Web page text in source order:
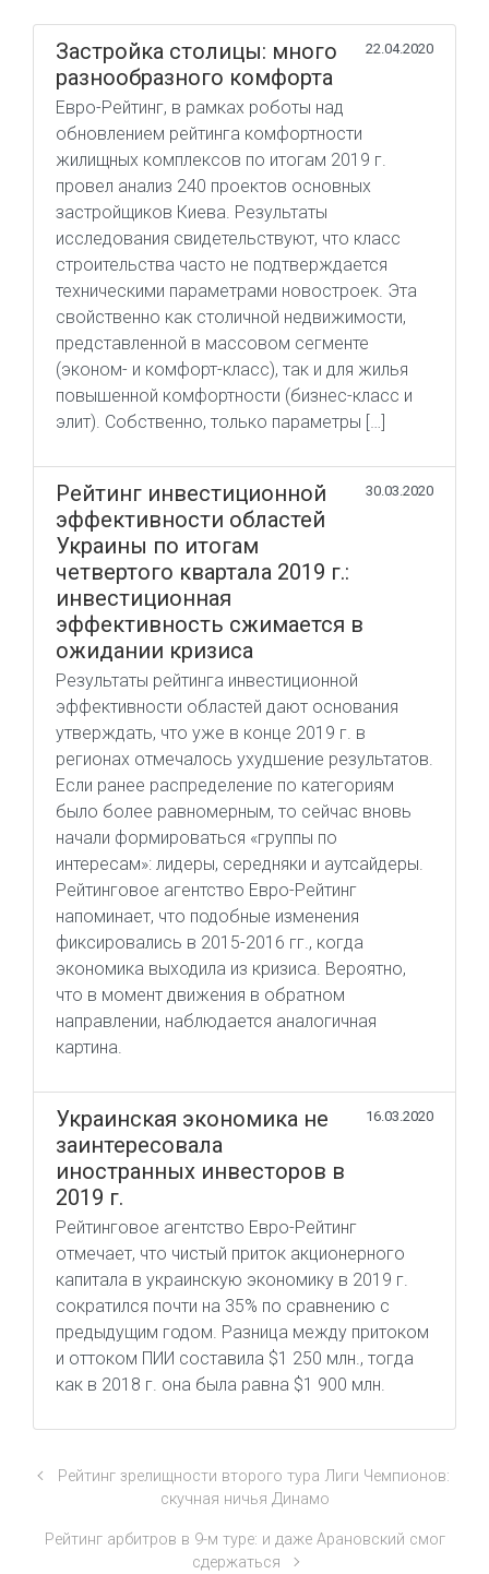
Застройка столицы: много
разнообразного комфорта
22.04.2020
Евро-Рейтинг, в рамках роботы над
обновлением рейтинга комфортности
жилищных комплексов по итогам 2019 г.
провел анализ 240 проектов основных
застройщиков Киева. Результаты
исследования свидетельствуют, что класс
строительства часто не подтверждается
техническими параметрами новостроек. Эта
свойственно как столичной недвижимости,
представленной в массовом сегменте
(эконом- и комфорт-класс), так и для жилья
повышенной комфортности (бизнес-класс и
элит). Собственно, только параметры […]
Рейтинг инвестиционной
эффективности областей
Украины по итогам
четвертого квартала 2019 г.:
инвестиционная
эффективность сжимается в
ожидании кризиса
30.03.2020
Результаты рейтинга инвестиционной
эффективности областей дают основания
утверждать, что уже в конце 2019 г. в
регионах отмечалось ухудшение результатов.
Если ранее распределение по категориям
было более равномерным, то сейчас вновь
начали формироваться «группы по
интересам»: лидеры, середняки и аутсайдеры.
Рейтинговое агентство Евро-Рейтинг
напоминает, что подобные изменения
фиксировались в 2015-2016 гг., когда
экономика выходила из кризиса. Вероятно,
что в момент движения в обратном
направлении, наблюдается аналогичная
картина.
Украинская экономика не
заинтересовала
иностранных инвесторов в
2019 г.
16.03.2020
Рейтинговое агентство Евро-Рейтинг
отмечает, что чистый приток акционерного
капитала в украинскую экономику в 2019 г.
сократился почти на 35% по сравнению с
предыдущим годом. Разница между притоком
и оттоком ПИИ составила $1 250 млн., тогда
как в 2018 г. она была равна $1 900 млн.
Рейтинг зрелищности второго тура Лиги Чемпионов:
скучная ничья Динамо
Рейтинг арбитров в 9-м туре: и даже Арановский смог
сдержаться